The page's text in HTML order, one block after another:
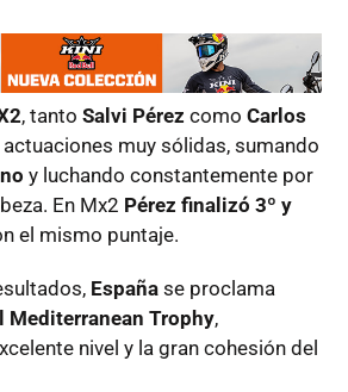
, tanto Salvi Pérez como Carlos
muy sólidas, sumando
y luchando constantemente por
En Mx2 Pérez finalizó 3º y
el mismo puntaje.
Españase proclama
Mediterranean Trophy,
nivel y la gran cohesión del